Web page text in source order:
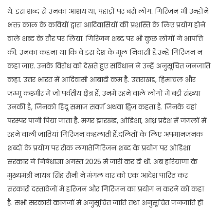
थे. इस शब्द से उनका आशय था, पहाड़ों पर बसे लोग. गिरिजन भी उन्होंने
भक्त काल के कवियों द्वारा आदिवासियों की प्रशस्ति के लिए प्रयोग होने
वाले शब्द के तौर पर लिया. गिरिजन शब्द पर भी कुछ लोगों ने आपत्ति
की. उनका कहना था कि वे इस देश के मूल निवासी हैं.उन्हें गिरिजन न
कहा जाए. उनके विरोध को देखते हुए संविधान ने उन्हें अनुसूचित जनजाति
कहा. उत्तर भारत में आदिवासी आबादी कम है. उत्तराखंड, हिमाचल और
जम्मू कश्मीर में जो पर्वतीय क्षेत्र हैं, उनमें रहने वाले लोगों में बड़ी संख्या
उनकी है, जिनको हिंदू समाज सवर्ण अथवा द्विज कहता है. जिनके यहां
परस्पर पानी पिया जाता है. मगर झारखंड, ओडिशा, आंध्र प्रदेश में जंगलों में
रहने वाली जातियां गिरिजन कहलाती हैं.दलितों के लिए अपमानजनक
शब्दों के प्रयोग पर रोक लगातेगिरिजन शब्द के प्रयोग पर ओडिशा
सरकार ने निषेधाज्ञा अगस्त 2025 में जारी कर दी थी. अब हरियाणा के
मुख्यमंत्री नायब सिंह सैनी ने मंगल वार को एक आदेश पारित कर
सरकारी दस्तावेजों में हरिजन और गिरिजन का प्रयोग न करने को कहा
है. सभी सरकारी कागजों में अनुसूचित जाति तथा अनुसूचित जनजाति ही